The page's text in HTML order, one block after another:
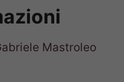
Mastroleo